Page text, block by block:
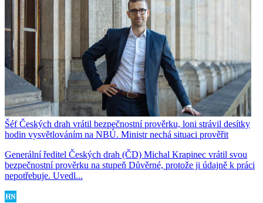
Šéf Českých drah vrátil bezpečnostní prověrku, loni strávil desítky
hodin vysvětlováním na NBÚ. Ministr nechá situaci prověřit
Generální ředitel Českých drah (ČD) Michal Krapinec vrátil svou
bezpečnostní prověrku na stupeň Důvěrné, protože ji údajně k práci
nepotřebuje. Uvedl...